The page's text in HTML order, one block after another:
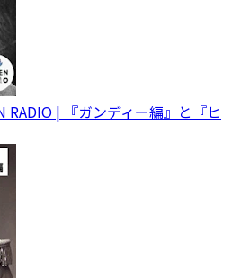
RADIO | 『ガンディー編』と『ヒ